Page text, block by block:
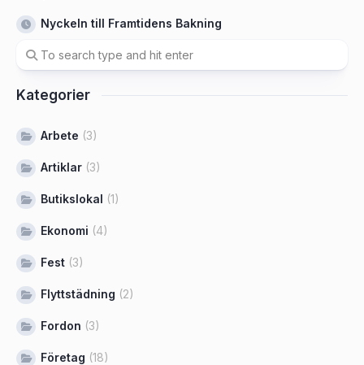
Nyckeln till Framtidens Bakning
Kategorier
Arbete (3)
Artiklar (3)
Butikslokal (1)
Ekonomi (4)
Fest (3)
Flyttstädning (2)
Fordon (3)
Företag (18)